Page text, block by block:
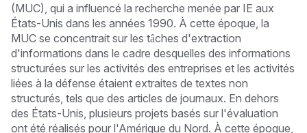
(MUC), qui a influencé la recherche menée par IE aux
États-Unis dans les années 1990. À cette époque, la
MUC se concentrait sur les tâches d'extraction
d'informations dans le cadre desquelles des informations
structurées sur les activités des entreprises et les activités
liées à la défense étaient extraites de textes non
structurés, tels que des articles de journaux. En dehors
des États-Unis, plusieurs projets basés sur l'évaluation
ont été réalisés pour l'Amérique du Nord. À cette époque,